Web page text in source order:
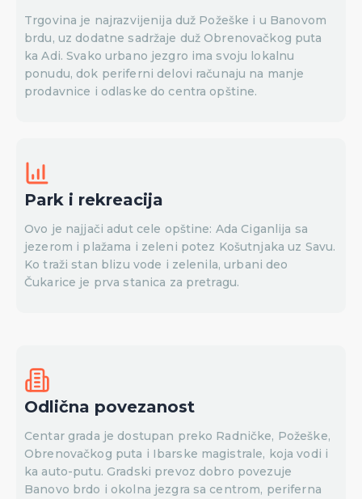
Trgovina je najrazvijenija duž Požeške i u Banovom
brdu, uz dodatne sadržaje duž Obrenovačkog puta
ka Adi. Svako urbano jezgro ima svoju lokalnu
ponudu, dok periferni delovi računaju na manje
prodavnice i odlaske do centra opštine.
Park i rekreacija
Ovo je najjači adut cele opštine: Ada Ciganlija sa
jezerom i plažama i zeleni potez Košutnjaka uz Savu.
Ko traži stan blizu vode i zelenila, urbani deo
Čukarice je prva stanica za pretragu.
Odlična povezanost
Centar grada je dostupan preko Radničke, Požeške,
Obrenovačkog puta i Ibarske magistrale, koja vodi i
ka auto-putu. Gradski prevoz dobro povezuje
Banovo brdo i okolna jezgra sa centrom, periferna